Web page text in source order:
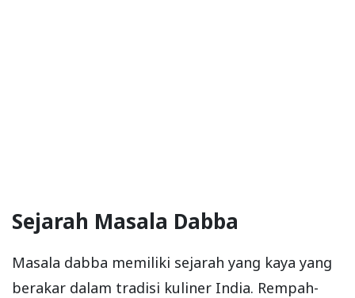
Sejarah Masala Dabba
Masala dabba memiliki sejarah yang kaya yang
berakar dalam tradisi kuliner India. Rempah-